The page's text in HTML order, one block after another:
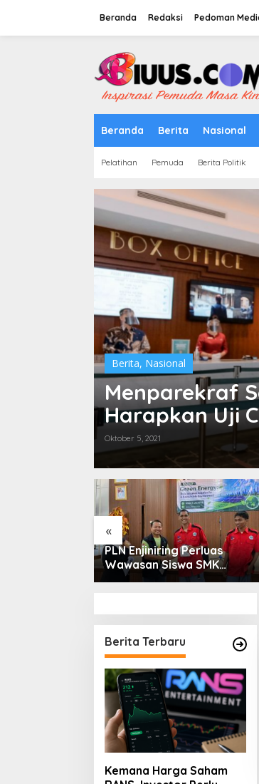
Beranda Redaksi Pedoman
Beranda Berita Nasional
Pelatihan Pemuda Berita Politik
Berita, Nasional
Menparekraf
Harapkan Uji
Oktober 5, 2021
«
PLN Enjiniring Perluas
Wawasan Siswa SMK
tentang Tantangan
Berita Terbaru
Kemana Harga Saham